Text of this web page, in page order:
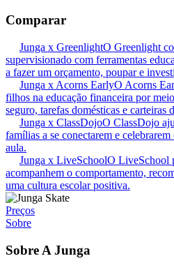
Comparar
Junga x GreenlightO Greenlight
supervisionado com ferramentas
a fazer um orçamento, poupar e
Junga x Acorns EarlyO Acorns
filhos na educação financeira por
seguro, tarefas domésticas e carteiras
Junga x ClassDojoO ClassDojo
famílias a se conectarem e
aula.
Junga x LiveSchoolO LiveSchool
acompanhem o comportamento,
uma cultura escolar positiva.
Preços
Sobre
Sobre A Junga